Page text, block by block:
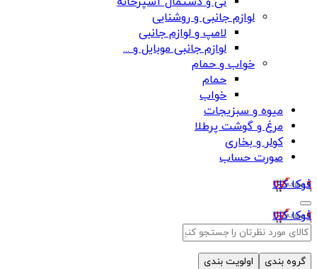
لوازم جانبی و روشنایی
لامپ و لوازم جانبی
لوازم جانبی موبایل و ...
خواب و حمام
حمام
خواب
میوه و سبزیجات
مرغ و گوشت پرطلا
کولر و بخاری
صورت حساب
فوکا کالا
فوکا کالا
گروه بندی اولویت بندی